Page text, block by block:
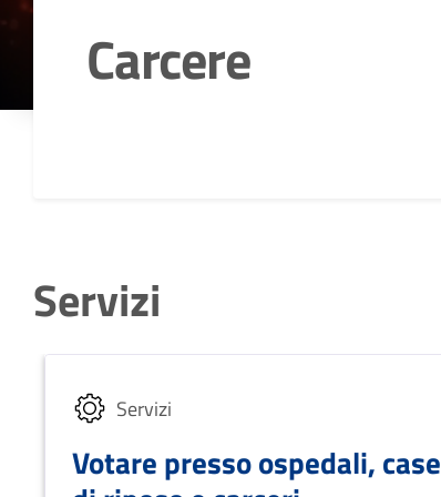
Carcere
Servizi
Servizi
Votare presso ospedali, case